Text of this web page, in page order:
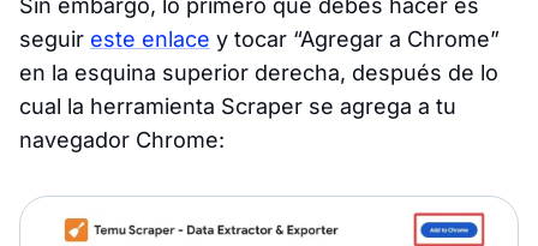
Sin embargo, lo primero que debes hacer es
seguir este enlace y tocar “Agregar a Chrome”
en la esquina superior derecha, después de lo
cual la herramienta Scraper se agrega a tu
navegador Chrome: